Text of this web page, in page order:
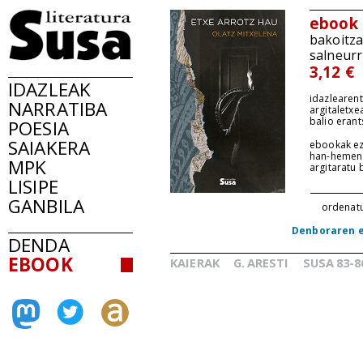
IDAZLEAK
NARRATIBA
POESIA
SAIAKERA
MPK
LISIPE
GANBILA
DENDA
EBOOK
ebook
3,12 €
balio
ebookak
han-
argitaratu
Denboraren
KAIERAK G. ARESTI SUSA 83-